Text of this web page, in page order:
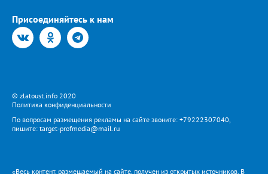
Присоединяйтесь к нам
© zlatoust.info 2020
Политика конфиденциальности
По вопросам размещения рекламы на сайте звоните: +79222307040,
пишите: target-profmedia@mail.ru
«Весь контент, размещаемый на сайте, получен из открытых источников. В